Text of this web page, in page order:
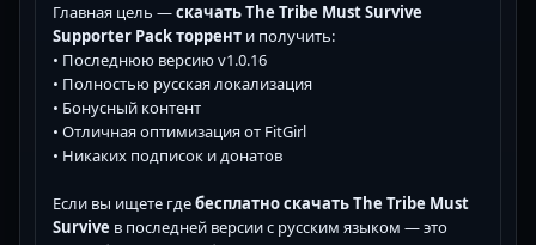
Главная цель —скачать The Tribe Must Survive
Supporter Pack торрент и получить:
• Последнюю версию v1.0.16
• Полностью русская локализация
• Бонусный контент
• Отличная оптимизация от FitGirl
• Никаких подписок и донатов
Если вы ищете гдебесплатно скачать The Tribe Must
Survive в последней версии с русским языком — это